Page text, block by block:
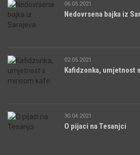
06.05.2021
Nedovrsena bajka iz
02.05.2021
Kafidzonka, umjetnost
30.04.2021
O pijaci na Tesanjci